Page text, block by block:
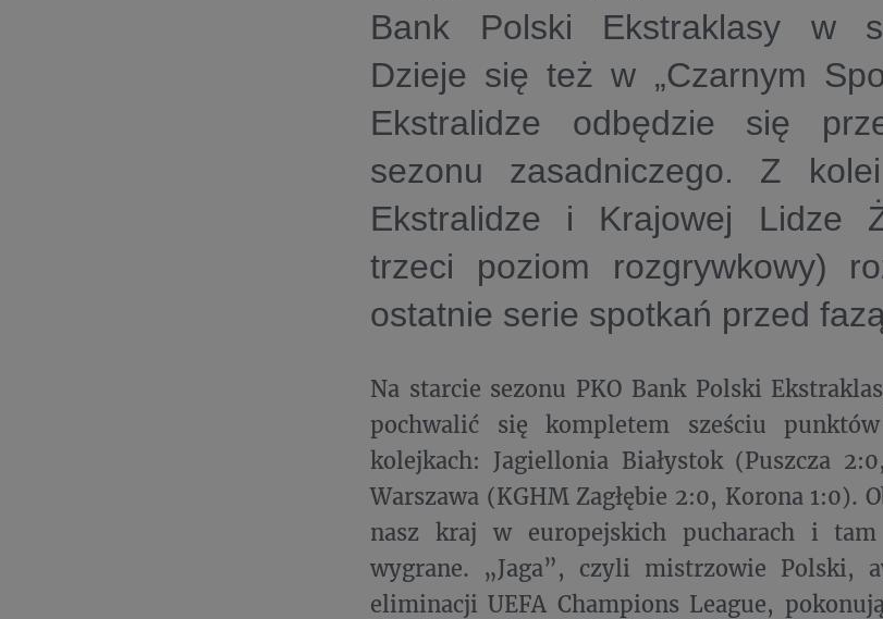
Bank Polski Ekstraklasy w
Dzieje się też w „Czarnym
Ekstralidze odbędzie się
sezonu zasadniczego. Z
Ekstralidze i Krajowej Lidze
trzeci poziom rozgrywkowy)
ostatnie serie spotkań przed
Na starcie sezonu PKO Bank Polski
pochwalić się kompletem sześciu
kolejkach: Jagiellonia Białystok (Puszcza
Warszawa (KGHM Zagłębie 2:0, Korona 1:0).
nasz kraj w europejskich pucharach i
wygrane. „Jaga”, czyli mistrzowie Polski,
eliminacji UEFA Champions League,